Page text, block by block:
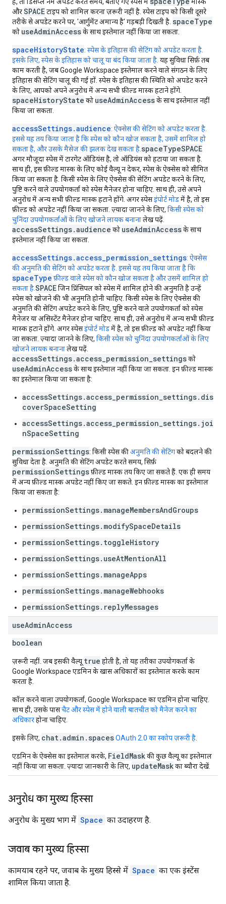
औरSPACEटाइप को शामिल करना ज़रूरी नहीं है. स्पेस टाइप को किसी दूसरे
तरीके से अपडेट करने पर, 'आर्गुमेंट अमान्य है' गड़बड़ी दिखती है. spaceType
को useAdminAccessके साथ इस्तेमाल नहीं किया जा सकता.
spaceHistoryState: स्पेस के इतिहास की सेटिंग को अपडेट करता है.
इसके लिए, स्पेस के इतिहास को चालू या बंद किया जाता है. यह सुविधा सिर्फ़ तब
काम करती है, जब Google Workspace इस्तेमाल करने वाले संगठन के लिए
इतिहास की सेटिंग चालू की गई हों. स्पेस के इतिहास की स्थिति को अपडेट करने
के लिए, आपको अपने अनुरोध में अन्य सभी फ़ील्ड मास्क हटाने होंगे.
spaceHistoryState को useAdminAccessके साथ इस्तेमाल नहीं
किया जा सकता.
accessSettings.audience: ऐक्सेस की सेटिंग को अपडेट करता है.
इससे यह तय किया जाता है कि स्पेस को कौन खोज सकता है, उसमें शामिल हो
सकता है, और उसके मैसेज की झलक देख सकता है. spaceTypeSPACE
अगर मौजूदा स्पेस में टारगेट ऑडियंस है, तो ऑडियंस को हटाया जा सकता है.
साथ ही, इस फ़ील्ड मास्क के लिए कोई वैल्यू न देकर, स्पेस के ऐक्सेस को सीमित
किया जा सकता है. किसी स्पेस के लिए ऐक्सेस की सेटिंग अपडेट करने के लिए,
पुष्टि करने वाले उपयोगकर्ता को स्पेस मैनेजर होना चाहिए. साथ ही, उसे अपने
अनुरोध में अन्य सभी फ़ील्ड मास्क हटाने होंगे. अगर स्पेसइंपोर्ट मोडमें है, तो इस
फ़ील्ड को अपडेट नहीं किया जा सकता. ज़्यादा जानने के लिए, किसी स्पेस को
चुनिंदा उपयोगकर्ताओं के लिए खोजने लायक बनानालेख पढ़ें.
accessSettings.audience को useAdminAccessके साथ
इस्तेमाल नहीं किया जा सकता.
accessSettings.access_permission_settings: ऐक्सेस
की अनुमति की सेटिंग को अपडेट करता है. इससे यह तय किया जाता है कि
spaceType फ़ील्ड वाले स्पेस को कौन खोज सकता है और उसमें शामिल हो
सकता है.SPACEजिन प्रिंसिपल को स्पेस में शामिल होने की अनुमति है उन्हें
स्पेस को खोजने की भी अनुमति होनी चाहिए. किसी स्पेस के लिए ऐक्सेस की
अनुमति की सेटिंग अपडेट करने के लिए, पुष्टि करने वाले उपयोगकर्ता को स्पेस
मैनेजर या असिस्टेंट मैनेजर होना चाहिए. साथ ही, उसे अनुरोध में अन्य सभी फ़ील्ड
मास्क हटाने होंगे. अगर स्पेसइंपोर्ट मोडमें है, तो इस फ़ील्ड को अपडेट नहीं किया
जा सकता. ज़्यादा जानने के लिए, किसी स्पेस को चुनिंदा उपयोगकर्ताओं के लिए
खोजने लायक बनानालेख पढ़ें.
accessSettings.access_permission_settingsको
useAdminAccessके साथ इस्तेमाल नहीं किया जा सकता. इन फ़ील्ड मास्क
का इस्तेमाल किया जा सकता है:
accessSettings.access_permission_settings.dis
coverSpaceSetting
accessSettings.access_permission_settings.joi
nSpaceSetting
permissionSettings: किसी स्पेस कीअनुमति की सेटिंगको बदलने की
सुविधा देता है. अनुमति की सेटिंग अपडेट करते समय, सिर्फ़
permissionSettingsफ़ील्ड मास्क तय किए जा सकते हैं. एक ही समय
में अन्य फ़ील्ड मास्क अपडेट नहीं किए जा सकते. इन फ़ील्ड मास्क का इस्तेमाल
किया जा सकता है:
permissionSettings.manageMembersAndGroups
permissionSettings.modifySpaceDetails
permissionSettings.toggleHistory
permissionSettings.useAtMentionAll
permissionSettings.manageApps
permissionSettings.manageWebhooks
permissionSettings.replyMessages
useAdminAccess
boolean
ज़रूरी नहीं. जब इसकी वैल्यू true होती है, तो यह तरीका उपयोगकर्ता के
Google Workspace एडमिन के खास अधिकारों का इस्तेमाल करके काम
करता है.
कॉल करने वाला उपयोगकर्ता, Google Workspace का एडमिन होना चाहिए.
साथ ही, उसके पासचैट और स्पेस में होने वाली बातचीत को मैनेज करने का
अधिकारहोना चाहिए.
इसके लिए, chat.admin.spacesOAuth 2.0 का स्कोप ज़रूरी है
एडमिन के ऐक्सेस का इस्तेमाल करके, FieldMaskकी कुछ वैल्यू का इस्तेमाल
नहीं किया जा सकता. ज़्यादा जानकारी के लिए, updateMaskका ब्यौरा देखें.
अनुरोध का मुख्य हिस्सा
अनुरोध के मुख्य भाग में Space का उदाहरण है.
जवाब का मुख्य हिस्सा
कामयाब रहने पर, जवाब के मुख्य हिस्से में Space का एक इंस्टेंस
शामिल किया जाता है.